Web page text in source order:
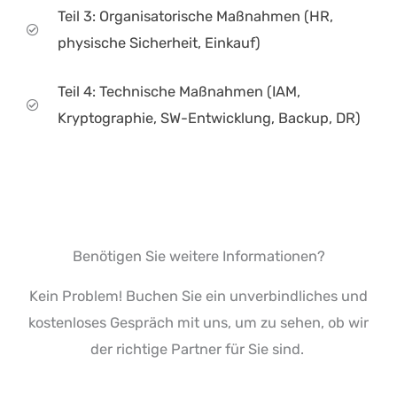
Teil 3: Organisatorische Maßnahmen (HR,
physische Sicherheit, Einkauf)
Teil 4: Technische Maßnahmen (IAM,
Kryptographie, SW-Entwicklung, Backup, DR)
Benötigen Sie weitere Informationen?
Kein Problem! Buchen Sie ein unverbindliches und
kostenloses Gespräch mit uns, um zu sehen, ob wir
der richtige Partner für Sie sind.